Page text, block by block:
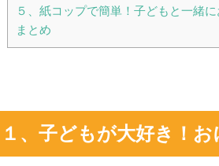
５、紙コップで簡単！子どもと一緒
まとめ
１、子どもが大好き！